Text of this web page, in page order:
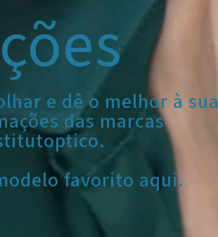
e dê o melhor à sua
das marcas
favorito aqui.